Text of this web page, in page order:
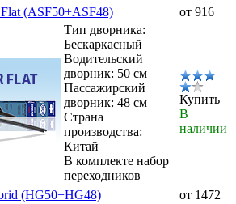
(ASF50+ASF48)
от 916
Тип дворника:
Бескаркасный
Водительский
дворник: 50 см
Пассажирский
дворник: 48 см
Страна
производства:
Китай
В комплекте набор
переходников
Купить
В
наличии
(HG50+HG48)
от 1472